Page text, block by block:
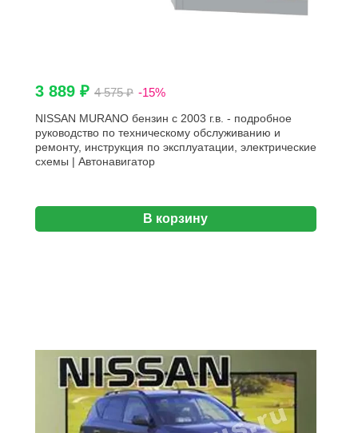
3 889 ₽ 4 575 ₽ -15%
NISSAN MURANO бензин c 2003 г.в. - подробное
руководство по техническому обслуживанию и
ремонту, инструкция по эксплуатации, электрические
схемы | Автонавигатор
В корзину